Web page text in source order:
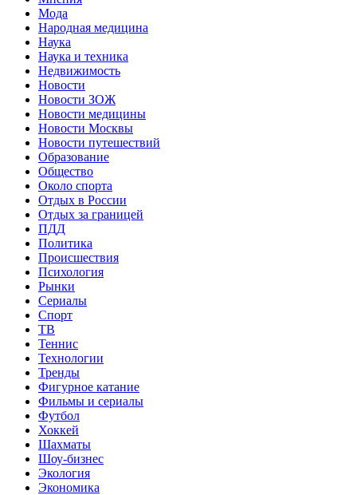
Мода
Народная медицина
Наука
Наука и техника
Недвижимость
Новости
Новости ЗОЖ
Новости медицины
Новости Москвы
Новости путешествий
Образование
Общество
Около спорта
Отдых в России
Отдых за границей
ПДД
Политика
Происшествия
Психология
Рынки
Сериалы
Спорт
ТВ
Теннис
Технологии
Тренды
Фигурное катание
Фильмы и сериалы
Футбол
Хоккей
Шахматы
Шоу-бизнес
Экология
Экономика